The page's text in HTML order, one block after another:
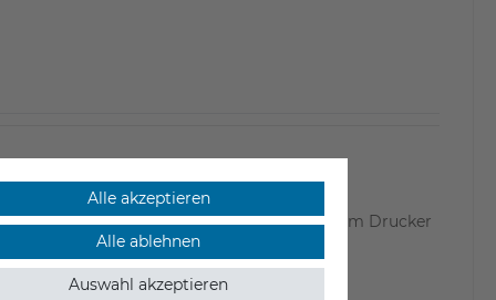
die Druckergebnisse auf Ihrem Drucker
Alle akzeptieren
Alle ablehnen
Auswahl akzeptieren